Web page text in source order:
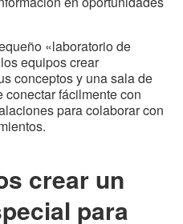
«laboratorio de
equipos crear
conceptos y una sala de
fácilmente con
para colaborar con
crear un
para